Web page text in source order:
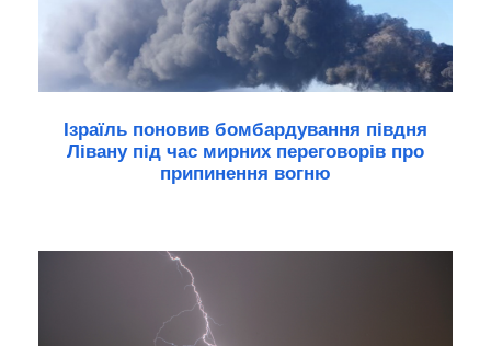
Ізраїль поновив бомбардування півдня
Лівану під час мирних переговорів про
припинення вогню